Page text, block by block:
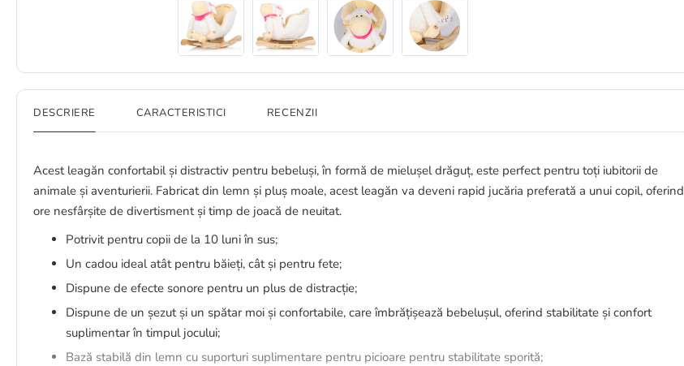
DESCRIERE CARACTERISTICI RECENZII
Acest leagăn confortabil și distractiv pentru bebeluși, în formă de mielușel drăguț, este perfect pentru toți iubitorii de
animale și aventurierii. Fabricat din lemn și pluș moale, acest leagăn va deveni rapid jucăria preferată a unui copil, oferind
ore nesfârșite de divertisment și timp de joacă de neuitat.
Potrivit pentru copii de la 10 luni în sus;
Un cadou ideal atât pentru băieți, cât și pentru fete;
Dispune de efecte sonore pentru un plus de distracție;
Dispune de un șezut și un spătar moi și confortabile, care îmbrățișează bebelușul, oferind stabilitate și confort
suplimentar în timpul jocului;
Bază stabilă din lemn cu suporturi suplimentare pentru picioare pentru stabilitate sporită;